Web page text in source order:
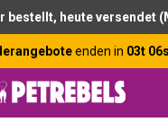
bestellt, heute versendet
enden in 03t